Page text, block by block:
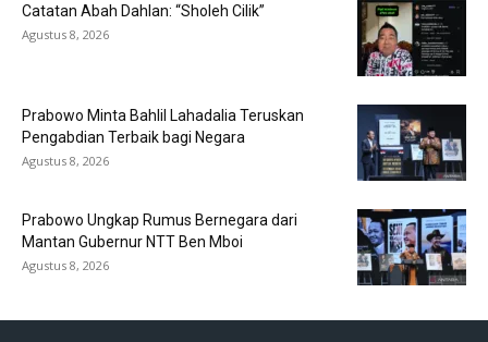
Catatan Abah Dahlan: “Sholeh Cilik”
Agustus 8, 2026
Prabowo Minta Bahlil Lahadalia Teruskan
Pengabdian Terbaik bagi Negara
Agustus 8, 2026
Prabowo Ungkap Rumus Bernegara dari
Mantan Gubernur NTT Ben Mboi
Agustus 8, 2026